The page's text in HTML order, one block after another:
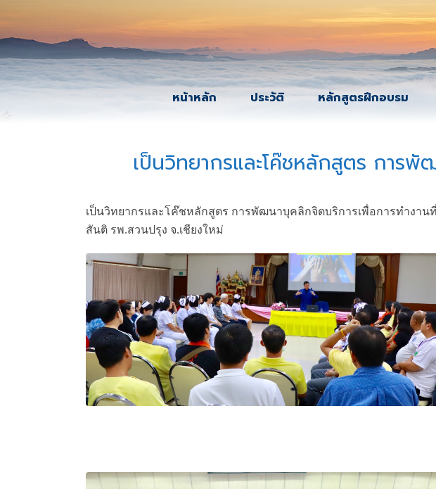
หน้าหลัก ประวัติ หลักสูตรฝึกอบรม
เป็นวิทยากรและโค๊ชหลักสูตร การ
เป็นวิทยากรและโค๊ชหลักสูตร การพัฒนาบุคลิกจิตบริการเพื่อการทำงา
สันติ รพ.สวนปรุง จ.เชียงใหม่